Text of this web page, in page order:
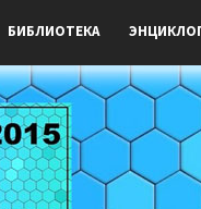
БИБЛИОТЕКА